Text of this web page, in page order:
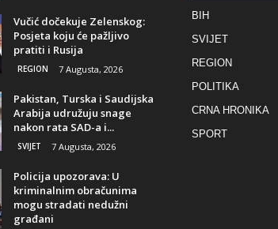
Vučić dočekuje Zelenskog:
Posjeta koju će pažljivo
pratiti i Rusija
REGION 7 Augusta, 2026
Pakistan, Turska i Saudijska
Arabija udružuju snage
nakon rata SAD-a i...
SVIJET 7 Augusta, 2026
Policija upozorava: U
kriminalnim obračunima
mogu stradati nedužni
građani
BIH
SVIJET
REGION
POLITIKA
CRNA HRONIKA
SPORT